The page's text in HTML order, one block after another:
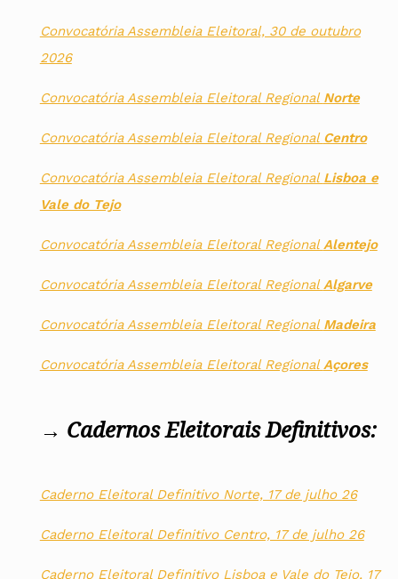
Convocatória Assembleia Eleitoral, 30 de outubro
2026
Convocatória Assembleia Eleitoral Regional Norte
Convocatória Assembleia Eleitoral Regional Centro
Convocatória Assembleia Eleitoral Regional Lisboa e
Vale do Tejo
Convocatória Assembleia Eleitoral RegionalAlentejo
Convocatória Assembleia Eleitoral RegionalAlgarve
Convocatória Assembleia Eleitoral Regional Madeira
Convocatória Assembleia Eleitoral RegionalAçores
→ Cadernos Eleitorais Definitivos:
Caderno Eleitoral Definitivo Norte, 17 de julho 26
Caderno Eleitoral Definitivo Centro, 17 de julho 26
Caderno Eleitoral Definitivo Lisboa e Vale do Tejo, 17